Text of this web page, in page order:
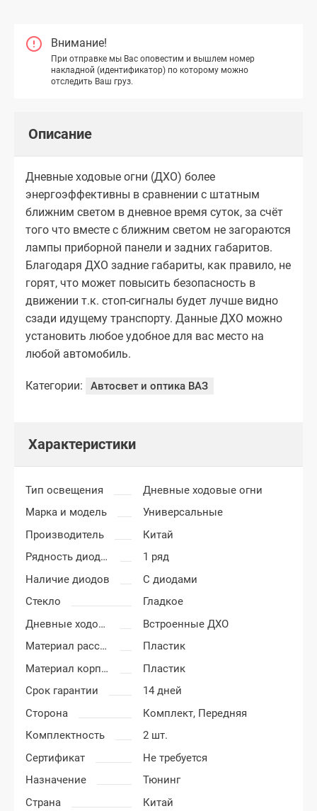
Внимание!
При отправке мы Вас оповестим и вышлем номер
накладной (идентификатор) по которому можно
отследить Ваш груз.
Описание
Дневные ходовые огни (ДХО) более
энергоэффективны в сравнении с штатным
ближним светом в дневное время суток, за счёт
того что вместе с ближним светом не загораются
лампы приборной панели и задних габаритов.
Благодаря ДХО задние габариты, как правило, не
горят, что может повысить безопасность в
движении т.к. стоп-сигналы будет лучше видно
сзади идущему транспорту. Данные ДХО можно
установить любое удобное для вас место на
любой автомобиль.
Категории: Автосвет и оптика ВАЗ
Характеристики
Тип освещения
Дневные ходовые огни
Марка и модель
Универсальные
Производитель
Китай
Рядность диодов
1 ряд
Наличие диодов
С диодами
Стекло
Гладкое
Дневные ходовые огни
Встроенные ДХО
Материал рассеивателя
Пластик
Материал корпуса
Пластик
Срок гарантии
14 дней
Сторона
Комплект, Передняя
Комплектность
2 шт.
Сертификат
Не требуется
Назначение
Тюнинг
Страна
Китай